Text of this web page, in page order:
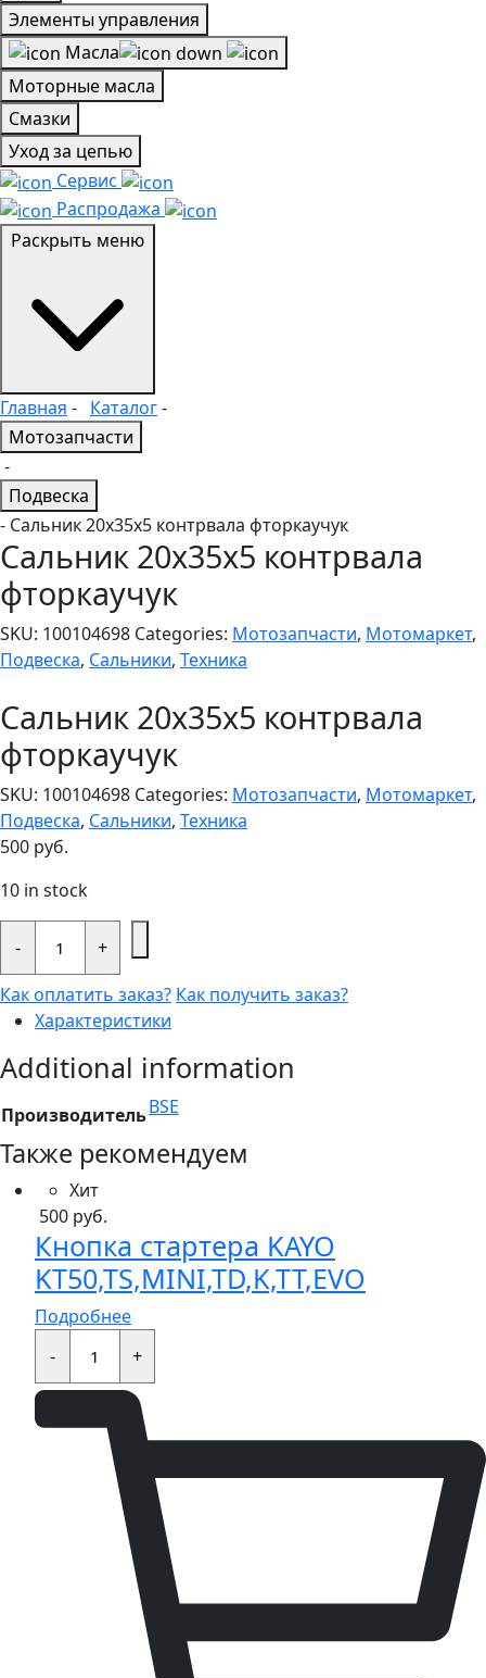
Элементы управления
Масла
Моторные масла
Смазки
Уход за цепью
Сервис
Распродажа
Главная - Каталог-
Мотозапчасти
-
Подвеска
- Сальник 20x35x5 контрвала фторкаучук
Сальник 20x35x5 контрвала
фторкаучук
SKU: 100104698 Categories: Мотозапчасти, Мотомаркет,
Подвеска, Сальники, Техника
Сальник 20x35x5 контрвала
фторкаучук
SKU: 100104698 Categories: Мотозапчасти, Мотомаркет,
Подвеска, Сальники, Техника
500 руб.
10 in stock
-
Сальник
20x35x5
фторкаучук
quantity
+
Как оплатить заказ? Как получить заказ?
Характеристики
Additional information
ПроизводительBSE
Также рекомендуем
Хит
500 руб.
Кнопка стартера KAYO
KT50,TS,MINI,TD,K,TT,EVO
Подробнее
-
Кнопка
стартера
KT50,TS,MINI,TD,K,TT,EVO
quantity
+